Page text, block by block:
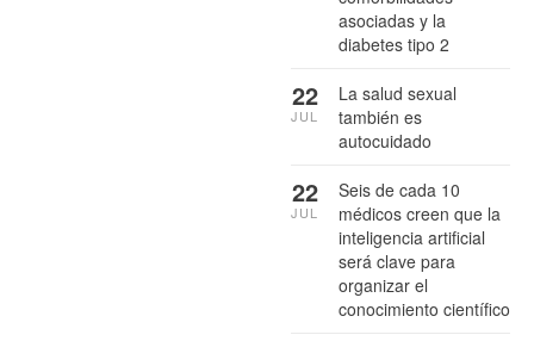
asociadas y la
diabetes tipo 2
La salud sexual
también es
autocuidado
22
JUL
Seis de cada 10
médicos creen que la
inteligencia artificial
será clave para
organizar el
conocimiento científico
22
JUL